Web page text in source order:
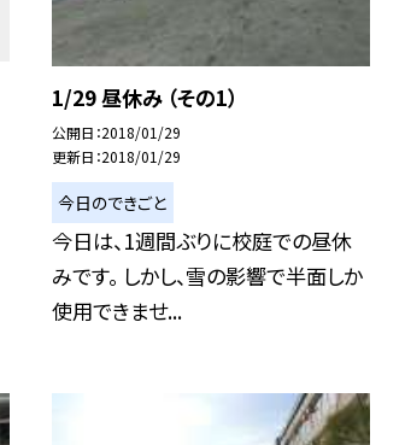
1/29 昼休み （その1）
公開日 2018/01/29
更新日 2018/01/29
今日のできごと
今日は、1週間ぶりに校庭での昼休
みです。 しかし、雪の影響で半面しか
使用できませ...